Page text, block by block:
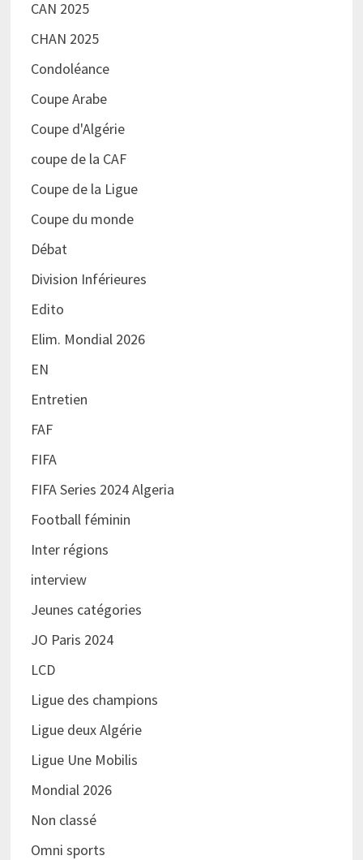
CAN 2025
CHAN 2025
Condoléance
Coupe Arabe
Coupe d'Algérie
coupe de la CAF
Coupe de la Ligue
Coupe du monde
Débat
Division Inférieures
Edito
Elim. Mondial 2026
EN
Entretien
FAF
FIFA
FIFA Series 2024 Algeria
Football féminin
Inter régions
interview
Jeunes catégories
JO Paris 2024
LCD
Ligue des champions
Ligue deux Algérie
Ligue Une Mobilis
Mondial 2026
Non classé
Omni sports